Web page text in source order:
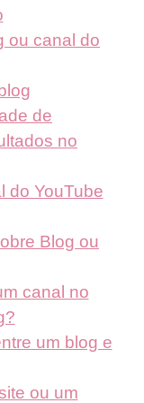
ou canal do
de
no
do YouTube
Blog ou
canal no
um blog e
ou um